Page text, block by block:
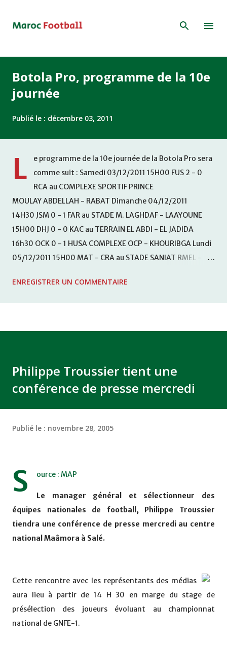
Botola Pro, programme de la 10e
journée
Publié le : décembre 03, 2011
L
e programme de la 10e journée de la Botola Pro sera
comme suit : Samedi 03/12/2011 15H00 FUS 2 - 0
RCA au COMPLEXE SPORTIF PRINCE
MOULAY ABDELLAH - RABAT Dimanche 04/12/2011
14H30 JSM 0 - 1 FAR au STADE M. LAGHDAF - LAAYOUNE
15H00 DHJ 0 - 0 KAC au TERRAIN EL ABDI - EL JADIDA
16h30 OCK 0 - 1 HUSA COMPLEXE OCP - KHOURIBGA Lundi
05/12/2011 15H00 MAT - CRA au STADE SANIAT RMEL -
KHEMISET Mardi 06/12/2011 15H00 WAF - OCS au
ENREGISTRER UN COMMENTAIRE
Philippe Troussier tient une
conférence de presse mercredi
Publié le : novembre 28, 2005
S ource : MAP
Le manager général et sélectionneur des
équipes nationales de football, Philippe Troussier
tiendra une conférence de presse mercredi au centre
national Maâmora à Salé.
Cette rencontre avec les représentants des médias
aura lieu à partir de 14 H 30 en marge du stage de
présélection des joueurs évoluant au championnat
national de GNFE-1.